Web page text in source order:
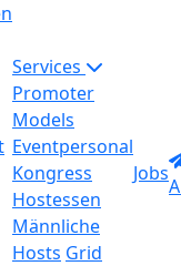
Services
Promoter
Models
Eventpersonal
Kongress
Hostessen
Männliche
Hosts Grid
Jobs